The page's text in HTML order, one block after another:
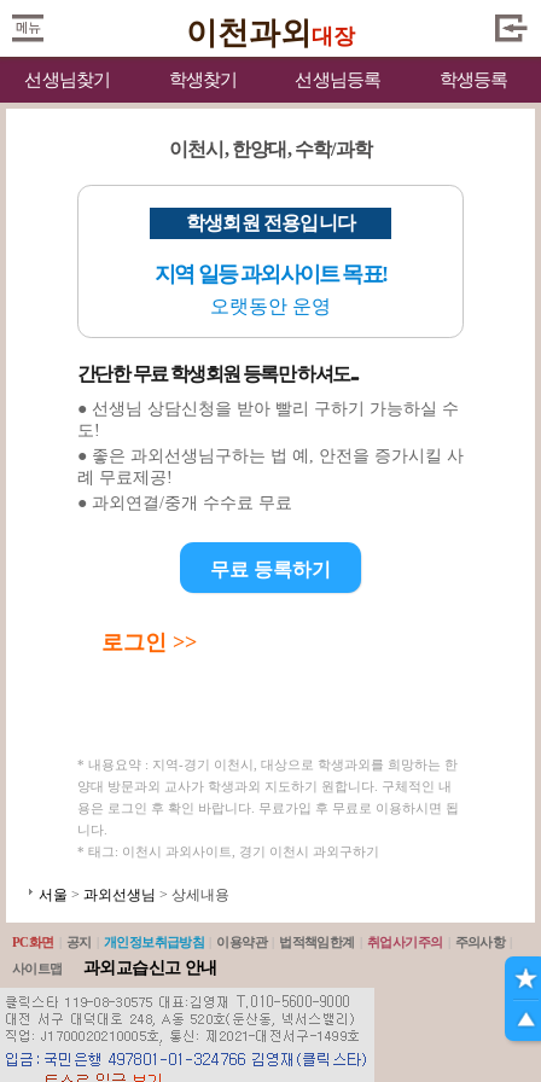
이천과외 대장
선생님찾기 학생찾기 선생님등록 학생등록
이천시, 한양대, 수학/과학
학생회원 전용입니다
지역 일등 과외사이트 목표!
오랫동안 운영
간단한 무료 학생회원 등록만 하셔도...
● 선생님 상담신청을 받아 빨리 구하기 가능하실 수
도!
● 좋은 과외선생님구하는 법 예, 안전을 증가시킬 사
례 무료제공!
● 과외연결/중개 수수료 무료
무료 등록하기
로그인 >>
* 내용요약 : 지역-경기 이천시, 대상으로 학생과외를 희망하는 한
양대 방문과외 교사가 학생과외 지도하기 원합니다. 구체적인 내
용은 로그인 후 확인 바랍니다. 무료가입 후 무료로 이용하시면 됩
니다.
* 태그: 이천시 과외사이트, 경기 이천시 과외구하기
서울 > 과외선생님 > 상세내용
PC화면 공지 개인정보취급방침 이용약관 법적책임한계 취업사기주의 주의사항
사이트맵
과외교습신고 안내